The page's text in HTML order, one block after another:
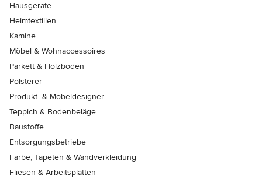
Hausgeräte
Heimtextilien
Kamine
Möbel & Wohnaccessoires
Parkett & Holzböden
Polsterer
Produkt- & Möbeldesigner
Teppich & Bodenbeläge
Baustoffe
Entsorgungsbetriebe
Farbe, Tapeten & Wandverkleidung
Fliesen & Arbeitsplatten